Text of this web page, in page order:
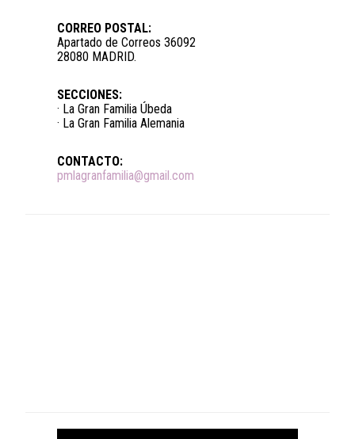
CORREO POSTAL:
Apartado de Correos 36092
28080 MADRID.
SECCIONES:
· La Gran Familia Úbeda
· La Gran Familia Alemania
CONTACTO:
pmlagranfamilia@gmail.com